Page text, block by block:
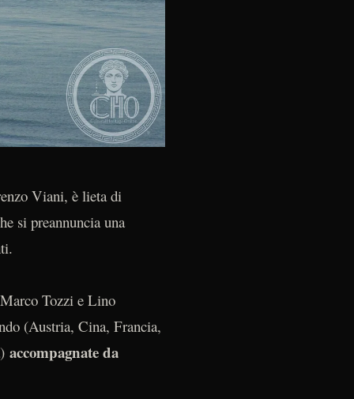
Viani, è lieta di
si preannuncia una
Tozzi e Lino
(Austria, Cina, Francia,
accompagnate da